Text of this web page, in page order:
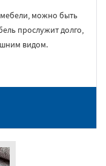
можно быть
прослужит долго,
видом.